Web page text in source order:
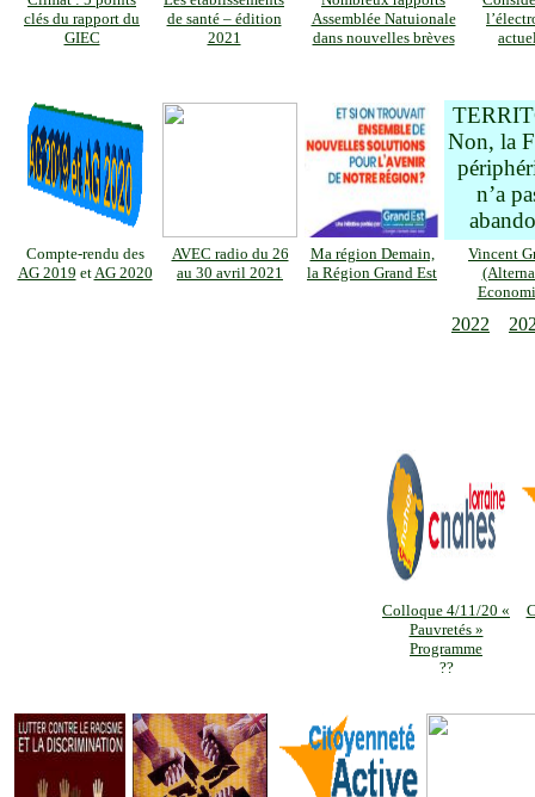
clés du rapport du
GIEC
de santé – édition
2021
Assemblée Natuionale
dans nouvelles brèves
Non, la
n’a
Compte-rendu des
AG 2019 etAG 2020
AVEC radio du 26
au 30 avril 2021
Ma région Demain,
la Région Grand Est
Vincent
2022
Colloque 4/11/20 «
Pauvretés »
Programme
??